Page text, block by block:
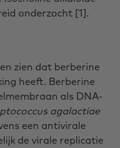
onderzocht [1].
zien dat berberine
heeft. Berberine
als DNA-
agalactiae
een antivirale
de virale replicatie